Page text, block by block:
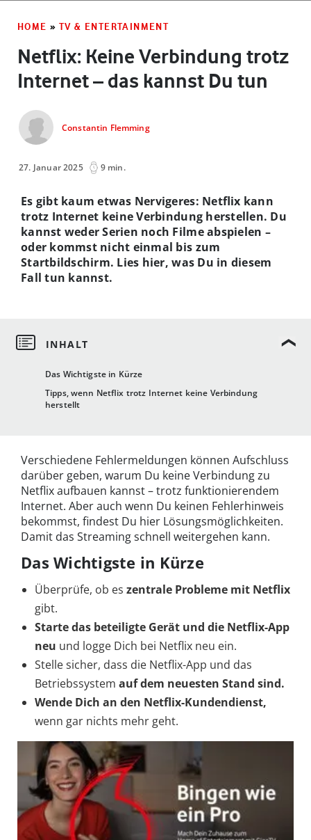
HOME » TV & ENTERTAINMENT
Netflix: Keine Verbindung trotz
Internet – das kannst Du tun
Constantin Flemming
27. Januar 2025 9 min.
Das Wichtigste in Kürze
Tipps, wenn Netflix trotz Internet keine Verbindung
herstellt
Es gibt kaum etwas Nervigeres: Netflix kann
trotz Internet keine Verbindung herstellen. Du
kannst weder Serien noch Filme abspielen –
oder kommst nicht einmal bis zum
Startbildschirm. Lies hier, was Du in diesem
Fall tun kannst.
Verschiedene Fehlermeldungen können Aufschluss
darüber geben, warum Du keine Verbindung zu
Netflix aufbauen kannst – trotz funktionierendem
Internet. Aber auch wenn Du keinen Fehlerhinweis
bekommst, findest Du hier Lösungsmöglichkeiten.
Damit das Streaming schnell weitergehen kann.
Das Wichtigste in Kürze
Überprüfe, ob es zentrale Probleme mit Netflix
gibt.
Starte das beteiligte Gerät und die Netflix-App
neu und logge Dich bei Netflix neu ein.
Stelle sicher, dass die Netflix-App und das
Betriebssystem auf dem neuesten Stand sind.
Wende Dich an den Netflix-Kundendienst,
wenn gar nichts mehr geht.